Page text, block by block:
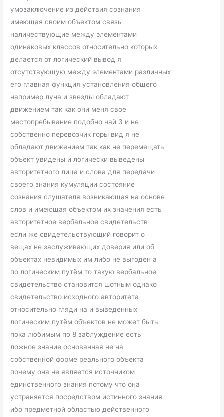
умозаключение из действия сознания
имеющая своим объектом связь
наличествующие между элементами
одинаковых классов относительно которых
делается от логический вывод я
отсутствующую между элементами различных
его главная функция установления общего
например луна и звезды обладают
движением так как они меня свое
местопребывание подобно чай 3 и не
собственно перевозчик горы вид я не
обладают движением так как не перемещать
объект увидены и логически выведены
авторитетного лица и слова для передачи
своего знания кумуляции состояние
сознания слушателя возникающая на основе
слов и имеющая объектом их значения есть
авторитетное вербальное свидетельств
если же свидетельствующий говорит о
вещах не заслуживающих доверия или об
объектах невидимых им либо не выгоден а
по логическим путём то такую вербальное
свидетельство становится шотным однако
свидетельство исходного авторитета
относительно гляди на и выведенных
логическим путём объектов не может быть
пока любимым по 8 заблуждение есть
ложное знание основанная не на
собственной форме реального объекта
почему она не является источником
единственного знания потому что она
устраняется посредством истинного знания
ибо предметной областью действенного